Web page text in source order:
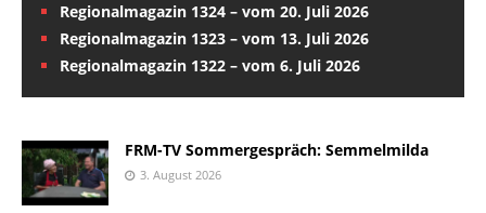
Regionalmagazin 1324 – vom 20. Juli 2026
Regionalmagazin 1323 – vom 13. Juli 2026
Regionalmagazin 1322 – vom 6. Juli 2026
FRM-TV Sommergespräch: Semmelmilda
3. August 2026